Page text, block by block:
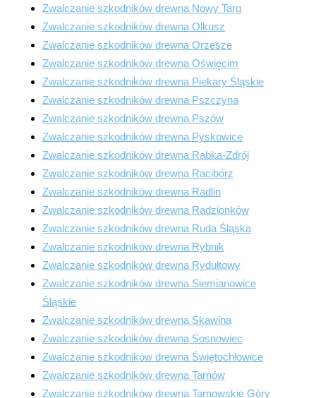
Zwalczanie szkodników drewna Nowy Targ
Zwalczanie szkodników drewna Olkusz
Zwalczanie szkodników drewna Orzesze
Zwalczanie szkodników drewna Oświęcim
Zwalczanie szkodników drewna Piekary Śląskie
Zwalczanie szkodników drewna Pszczyna
Zwalczanie szkodników drewna Pszów
Zwalczanie szkodników drewna Pyskowice
Zwalczanie szkodników drewna Rabka-Zdrój
Zwalczanie szkodników drewna Racibórz
Zwalczanie szkodników drewna Radlin
Zwalczanie szkodników drewna Radzionków
Zwalczanie szkodników drewna Ruda Śląska
Zwalczanie szkodników drewna Rybnik
Zwalczanie szkodników drewna Rydułtowy
Zwalczanie szkodników drewna Siemianowice
Śląskie
Zwalczanie szkodników drewna Skawina
Zwalczanie szkodników drewna Sosnowiec
Zwalczanie szkodników drewna Świętochłowice
Zwalczanie szkodników drewna Tarnów
Zwalczanie szkodników drewna Tarnowskie Góry